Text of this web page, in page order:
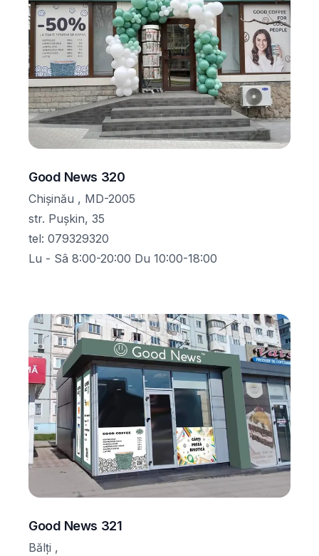
Good News 320
Chișinău , MD-2005
str. Pușkin, 35
tel: 079329320
Lu - Sâ 8:00-20:00 Du 10:00-18:00
Good News 321
Bălți ,